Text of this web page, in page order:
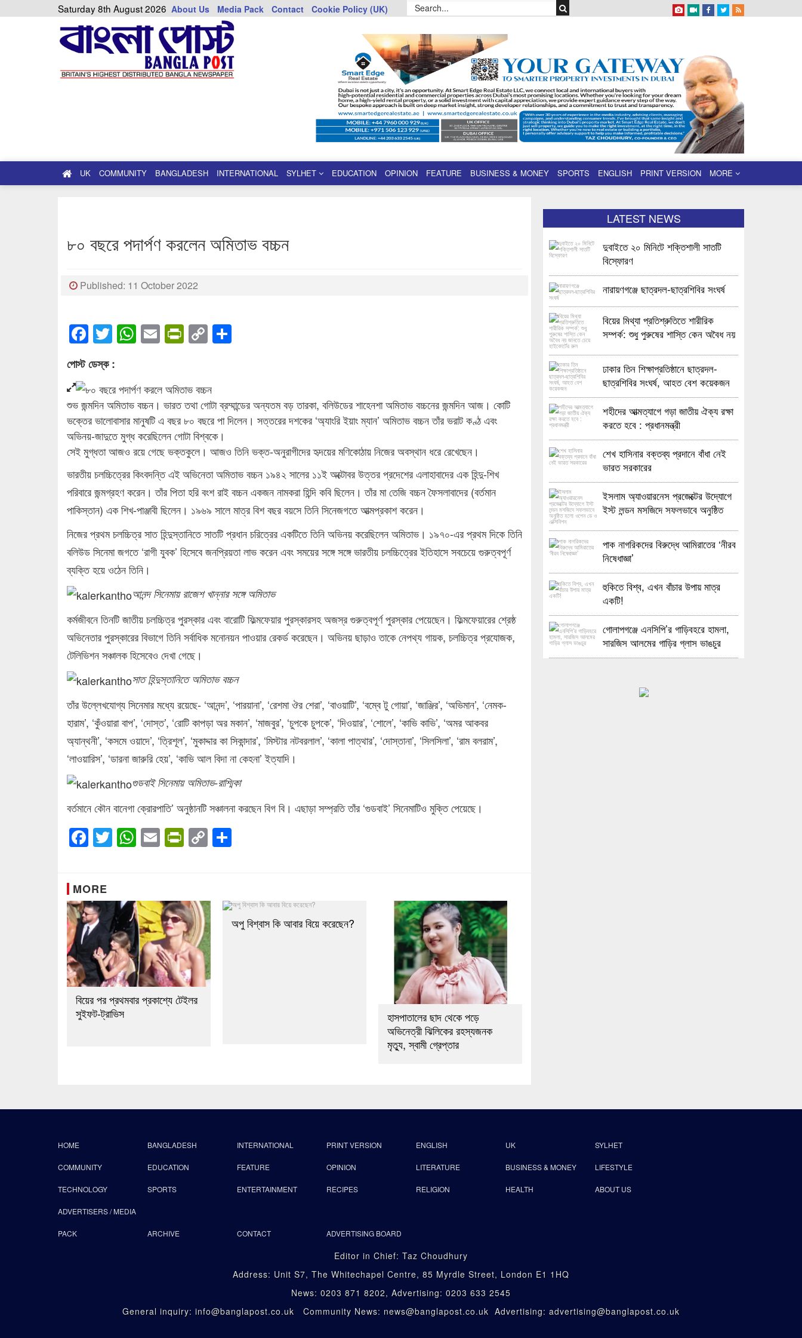
Saturday 8th August 2026 About Us Media Pack Contact Cookie Policy (UK)
UK COMMUNITY BANGLADESH INTERNATIONAL SYLHET EDUCATION OPINION FEATURE BUSINESS & MONEY SPORTS ENGLISH PRINT VERSION MORE
৮০ বছরে পদার্পণ করলেন অমিতাভ বচ্চন
Published: 11 October 2022
Facebook
Twitter
WhatsApp
EmailPrintFriendly
Copy
পোস্ট ডেস্ক :
শুভ জন্মদিন অমিতাভ বচ্চন। ভারত তথা গোটা ব্রম্মান্ডের অন্যতম বড় তারকা, বলিউডের শাহেনশা অমিতাভ বচ্চনের জন্মদিন আজ। কোটি
ভক্তের ভালোবাসার মানুষটি এ বছর ৮০ বছরে পা দিলেন। সত্তরের দশকের ‘অ্যাংরি ইয়াং ম্যান’ অমিতাভ বচ্চন তাঁর ভরাট কণ্ঠ এবং
অভিনয়-জাদুতে মুগ্ধ করেছিলেন গোটা বিশ্বকে।
সেই মুগ্ধতা আজও রয়ে গেছে ভক্তকুলে। আজও তিনি ভক্ত-অনুরাগীদের হৃদয়ের মণিকোঠায় নিজের অবস্থান ধরে রেখেছেন।
ভারতীয় চলচ্চিত্রের কিংবদন্তি এই অভিনেতা অমিতাভ বচ্চন ১৯৪২ সালের ১১ই অক্টোবর উত্তর প্রদেশের এলাহাবাদের এক হিন্দু-শিখ
পরিবারে জন্মগ্রহণ করেন। তাঁর পিতা হরি বংশ রাই বচ্চন একজন নামকরা হিন্দি কবি ছিলেন। তাঁর মা তেজি বচ্চন ফৈসলাবাদের (বর্তমান
পাকিস্তান) এক শিখ-পাঞ্জাবী ছিলেন। ১৯৬৯ সালে মাত্র বিশ বছর বয়সে তিনি সিনেজগতে আত্মপ্রকাশ করেন।
নিজের প্রথম চলচ্চিত্র সাত হিন্দুস্তানিতে সাতটি প্রধান চরিত্রের একটিতে তিনি অভিনয় করেছিলেন অমিতাভ। ১৯৭০-এর প্রথম দিকে তিনি
বলিউড সিনেমা জগতে ‘রাগী যুবক’ হিসেবে জনপ্রিয়তা লাভ করেন এবং সময়ের সঙ্গে সঙ্গে ভারতীয় চলচ্চিত্রের ইতিহাসে সবচেয়ে গুরুত্বপূর্ণ
ব্যক্তি হয়ে ওঠেন তিনি।
আনন্দ সিনেমায় রাজেশ খান্নার সঙ্গে অমিতাভ
কর্মজীবনে তিনটি জাতীয় চলচ্চিত্র পুরস্কার এবং বারোটি ফিল্মফেয়ার পুরস্কারসহ অজস্র গুরুত্বপূর্ণ পুরস্কার পেয়েছেন। ফিল্মফেয়ারের শ্রেষ্ঠ
অভিনেতার পুরস্কারের বিভাগে তিনি সর্বাধিক মনোনয়ন পাওয়ার রেকর্ড করেছেন। অভিনয় ছাড়াও তাকে নেপথ্য গায়ক, চলচ্চিত্র প্রযোজক,
টেলিভিশন সঞ্চালক হিসেবেও দেখা গেছে।
সাত হিন্দুস্তানিতে অমিতাভ বচ্চন
তাঁর উল্লেখযোগ্য সিনেমার মধ্যে রয়েছে- ‘আনন্দ’, ‘পারয়ানা’, ‘রেশমা ঔর শেরা’, ‘বাওয়াটি’, ‘বম্বে টু গোয়া’, ‘জাঞ্জির’, ‘অভিমান’, ‘নেমক-
হারাম’, ‘কুঁওয়ারা বাপ’, ‘দোস্ত’, ‘রোটি কাপড়া অর মকান’, ‘মাজবুর’, ‘চুপকে চুপকে’, ‘দিওয়ার’, ‘শোলে’, ‘কাভি কাভি’, ‘অমর আকবর
অ্যান্থনী’, ‘কসমে ওয়াদে’, ‘ত্রিশূল’, ‘মুকাদ্দার কা সিকান্দার’, ‘মিস্টার নটবরলাল’, ‘কালা পাত্থার’, ‘দোস্তানা’, ‘সিলসিলা’, ‘রাম বলরাম’,
‘লাওয়ারিস’, ‘ডারনা জারুরি হেয়’, ‘কাভি আল বিদা না কেহনা’ ইত্যাদি।
গুডবাই সিনেমায় অমিতাভ-রাশ্মিকা
বর্তমানে কৌন বানেগা ক্রোরপাতি’ অনুষ্ঠানটি সঞ্চালনা করছেন বিগ বি। এছাড়া সম্প্রতি তাঁর ‘গুডবাই’ সিনেমাটিও মুক্তি পেয়েছে।
Facebook
Twitter
WhatsApp
EmailPrintFriendly
Copy
Link
MORE
বিয়ের পর প্রথমবার প্রকাশ্যে টেইলর
সুইফট-ট্রাভিস
অপু বিশ্বাস কি আবার বিয়ে করেছেন?
হাসপাতালের ছাদ থেকে পড়ে
অভিনেত্রী ঝিলিকের রহস্যজনক
মৃত্যু, স্বামী গ্রেপ্তার
LATEST NEWS
দুবাইতে ২০ মিনিটে শক্তিশালী সাতটি
বিস্ফোরণ
নারায়ণগঞ্জে ছাত্রদল-ছাত্রশিবির সংঘর্ষ
বিয়ের মিথ্যা প্রতিশ্রুতিতে শারীরিক
সম্পর্ক: শুধু পুরুষের শাস্তি কেন অবৈধ নয়
ঢাকার তিন শিক্ষাপ্রতিষ্ঠানে ছাত্রদল-
ছাত্রশিবির সংঘর্ষ, আহত বেশ কয়েকজন
শহীদের আত্মত্যাগে গড়া জাতীয় ঐক্য রক্ষা
করতে হবে : প্রধানমন্ত্রী
শেখ হাসিনার বক্তব্য প্রদানে বাঁধা নেই
ভারত সরকারের
ইসলাম অ্যাওয়ারনেস প্রজেক্টের উদ্যোগে
ইস্ট লন্ডন মসজিদে সফলভাবে অনুষ্ঠিত
পাক নাগরিকদের বিরুদ্ধে আমিরাতের ‘নীরব
নিষেধাজ্ঞা’
হুকিতে বিশ্ব, এখন বাঁচার উপায় মাত্র
একটি!
গোলাপগঞ্জে এনসিপি’র গাড়িবহরে হামলা,
সারজিস আলমের গাড়ির গ্লাস ভাঙচুর
HOME BANGLADESH INTERNATIONAL PRINT VERSION ENGLISH UK SYLHET
COMMUNITY EDUCATION FEATURE OPINION LITERATURE BUSINESS & MONEY LIFESTYLE
TECHNOLOGY SPORTS ENTERTAINMENT RECIPES RELIGION HEALTH ABOUT US
ADVERTISERS / MEDIA
PACK ARCHIVE CONTACT ADVERTISING BOARD
Editor in Chief: Taz Choudhury
Address: Unit S7, The Whitechapel Centre, 85 Myrdle Street, London E1 1HQ
News: 0203 871 8202, Advertising: 0203 633 2545
General inquiry: info@banglapost.co.uk Community News: news@banglapost.co.uk Advertising: advertising@banglapost.co.uk